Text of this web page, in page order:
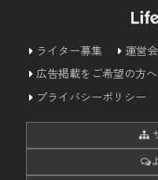
ライター募集 運営
広告掲載をご希望の方へ
プライバシーポリシー